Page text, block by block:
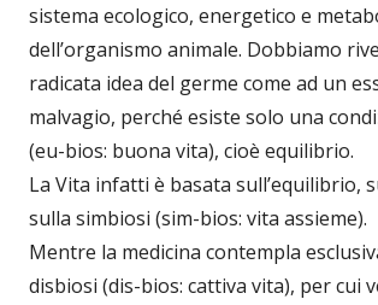
sistema ecologico, energetico e
dell’organismo animale. Dobbiamo
radicata idea del germe come ad un
malvagio, perché esiste solo una
(eu-bios: buona vita), cioè equilibrio.
La Vita infatti è basata sull’equilibrio,
sulla simbiosi (sim-bios: vita assieme).
Mentre la medicina contempla
disbiosi (dis-bios: cattiva vita), per cui